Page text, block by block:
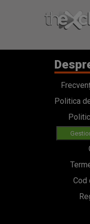
Politica
Cod